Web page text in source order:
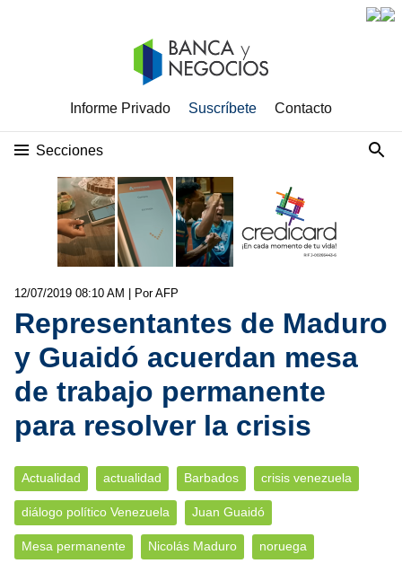
Informe Privado Suscríbete Contacto
Secciones
12/07/2019 08:10 AM | Por AFP
Representantes de Maduro
y Guaidó acuerdan mesa
de trabajo permanente
para resolver la crisis
Actualidad actualidad Barbados crisis venezuela
diálogo político Venezuela Juan Guaidó
Mesa permanente Nicolás Maduro noruega